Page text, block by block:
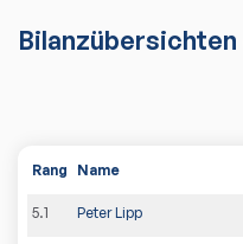
Bilanzübersichten
Rang Name
5.1 Peter Lipp